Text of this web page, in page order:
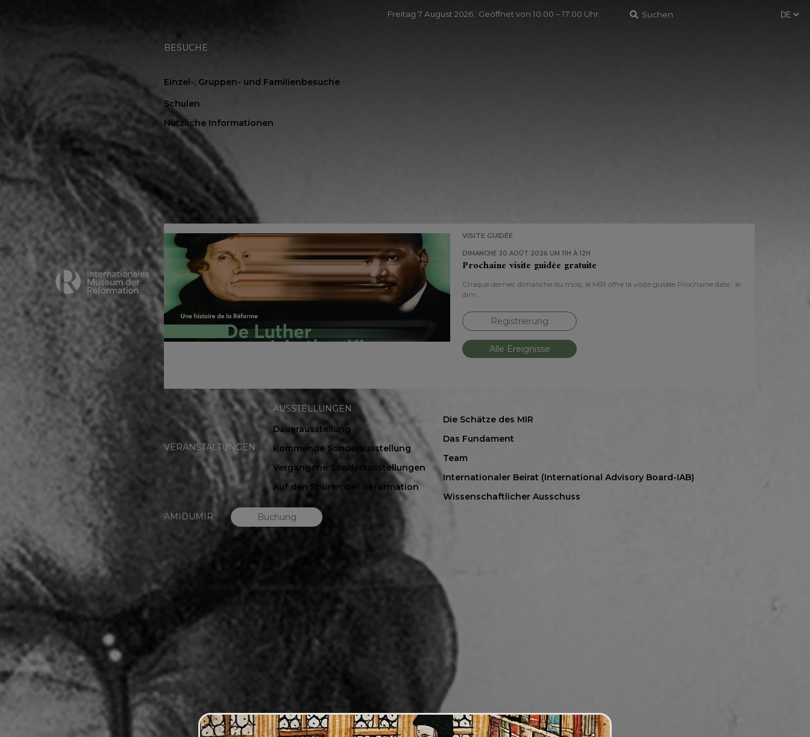
Freitag 7 August 2026 : Geöffnet von 10:00 – 17:00 Uhr.
BESUCHE
Einzel-, Gruppen- und Familienbesuche
Schulen
Nützliche Informationen
VISITE GUIDÉE
DIMANCHE 30 AOÛT 2026 UM 11H À 12H
Prochaine visite guidée gratuite
Chaque dernier dimanche du mois, le MIR offre la visite guidée Prochaine date : le
dim...
Registrierung
Alle Ereignisse
VERANSTALTUNGEN
AUSSTELLUNGEN
Dauerausstellung
Kommende Sonderausstellung
Vergangene Sonderausstellungen
Auf den Spuren der Reformation
Die Schätze des MIR
Das Fundament
Team
Internationaler Beirat (International Advisory Board-IAB)
Wissenschaftlicher Ausschuss
AMIDUMIR
Buchung